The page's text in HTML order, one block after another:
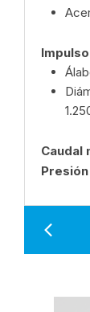
Caudal